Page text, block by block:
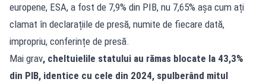
europene, ESA, a fost de 7,9% din PIB, nu 7,65% așa cum ați
clamat în declarațiile de presă, numite de fiecare dată,
impropriu, conferințe de presă.
Mai grav, cheltuielile statului au rămas blocate la 43,3%
din PIB, identice cu cele din 2024, spulberând mitul